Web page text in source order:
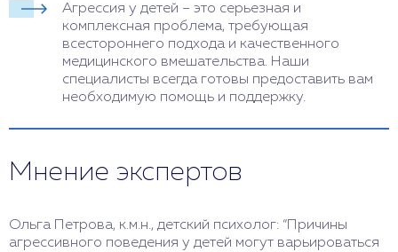
Агрессия у детей – это серьезная и
комплексная проблема, требующая
всестороннего подхода и качественного
медицинского вмешательства. Наши
специалисты всегда готовы предоставить вам
необходимую помощь и поддержку.
Мнение экспертов
Ольга Петрова, к.м.н., детский психолог: “Причины
агрессивного поведения у детей могут варьироваться